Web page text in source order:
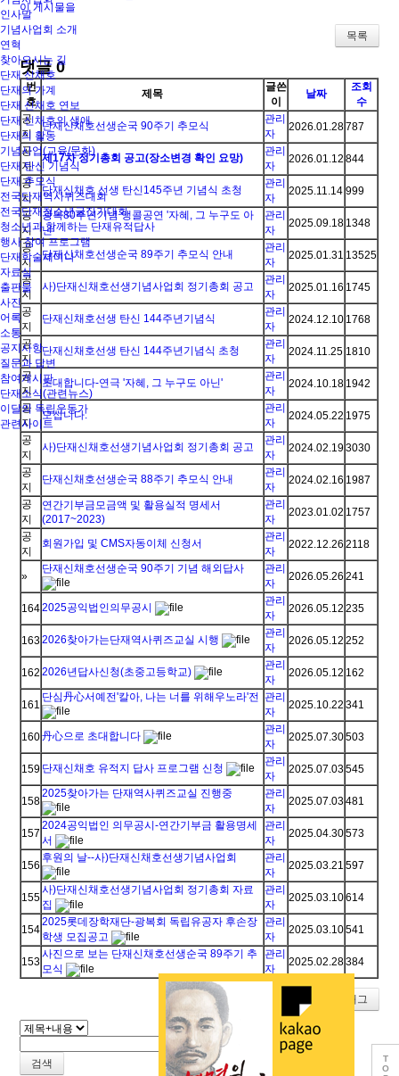
인사말
기념사업회 소개
연혁
찾아오시는 길
단재 신채호
단재의 가계
단재 신채호 연보
단재 신채호의 생애
단재의 활동
기념사업(교육/문화)
단재 탄신 기념식
단재 추모식
전국단재역사퀴즈대회
전국단재청소년글짓기대회
청소년과 함께하는 단재유적답사
행사 참여 프로그램
단재학술세미나
자료실
출판물
사진
어록
소통
공지사항
질문과 답변
참여게시판
단재소식(관련뉴스)
이달의 독립운동가
관련사이트
이 게시물을
목록
댓글0
번
호
제목
글쓴
이
날짜
조회
수
공
지
단재신채호선생순국 90주기 추모식
관리
자
2026.01.28787
공
지
제17차 정기총회 공고(장소변경 확인 요망)
관리
자
2026.01.12 844
공
지
단재신채호 선생 탄신145주년 기념식 초청
관리
자
2025.11.14 999
공
지
광복80주년기념 앵콜공연 '자혜, 그 누구도 아
닌'
관리
자
2025.09.18 1348
공
지
단재신채호선생순국 89주기 추모식 안내
관리
자
2025.01.31 13525
공
지
사)단재신채호선생기념사업회 정기총회 공고
관리
자
2025.01.16 1745
공
지
단재신채호선생 탄신 144주년기념식
관리
자
2024.12.10 1768
공
지
단재신채호선생 탄신 144주년기념식 초청
관리
자
2024.11.25 1810
공
지
초대합니다-연극 '자혜, 그 누구도 아닌'
관리
자
2024.10.18 1942
공
지
모십니다.
관리
자
2024.05.22 1975
공
지
사)단재신채호선생기념사업회 정기총회 공고
관리
자
2024.02.193030
공
지
단재신채호선생순국 88주기 추모식 안내
관리
자
2024.02.16 1987
공
지
연간기부금모금액 및 활용실적 명세서
(2017~2023)
관리
자
2023.01.02 1757
공
지
회원가입 및 CMS자동이체 신청서
관리
자
2022.12.26 2118
»
단재신채호선생순국 90주기 기념 해외답사
관리
자
2026.05.26 241
1642025공익법인의무공시
관리
자
2026.05.12 235
1632026찾아가는단재역사퀴즈교실 시행
관리
자
2026.05.12 252
162 2026년답사신청(초중고등학교)
관리
자
2026.05.12 162
161
단심丹心서예전'칼아, 나는 너를 위해우노라'전 관리
자
2025.10.22 341
160丹心으로 초대합니다
관리
자
2025.07.30503
159 단재신채호 유적지 답사 프로그램 신청
관리
자
2025.07.03545
158
2025찾아가는 단재역사퀴즈교실 진행중
관리
자
2025.07.03481
157
2024공익법인 의무공시-연간기부금 활용명세
서
관리
자
2025.04.30573
156
후원의 날--사)단재신채호선생기념사업회
관리
자
2025.03.21 597
155
사)단재신채호선생기념사업회 정기총회 자료
집
관리
자
2025.03.10614
154
2025롯데장학재단-광복회 독립유공자 후손장
학생 모집공고
관리
자
2025.03.10541
153
사진으로 보는 단재신채호선생순국 89주기 추
모식
관리
자
2025.02.28384
태그
검색
T
O